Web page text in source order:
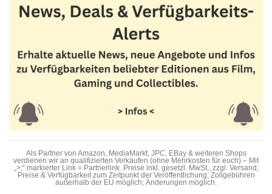
Als Partner von Amazon, MediaMarkt, JPC, EBay & weiteren Shops
verdienen wir an qualifizierten Verkäufen (ohne Mehrkosten für euch) – Mit
„>;“ markierter Link = Partnerlink. Preise inkl. gesetzl. MwSt., zzgl. Versand;
Preise & Verfügbarkeit zum Zeitpunkt der Veröffentlichung; Zollgebühren
außerhalb der EU möglich; Änderungen möglich.